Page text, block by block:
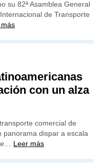
su 82ª Asamblea General
de Transporte
con un alza
comercial de
panorama dispar a escala
Leer más